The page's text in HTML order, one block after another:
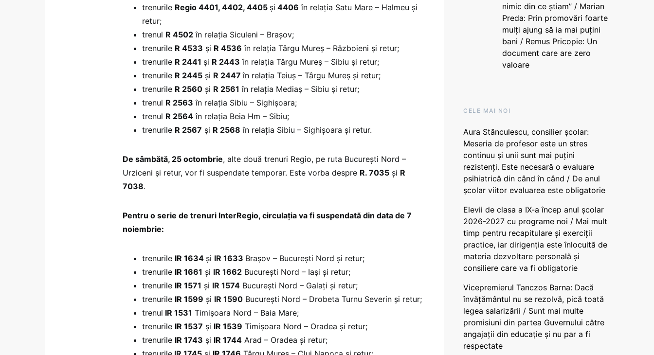
trenurile Regio 4401, 4402, 4405 și 4406 în relația Satu Mare – Halmeu și
retur;
trenul R 4502 în relația Siculeni – Brașov;
trenurile R 4533 și R 4536 în relația Târgu Mureș – Războieni și retur;
trenurile R 2441 și R 2443 în relația Târgu Mureș – Sibiu și retur;
trenurile R 2445 și R 2447în relația Teiuș – Târgu Mureș și retur;
trenurile R 2560 și R 2561 în relația Mediaș – Sibiu și retur;
trenul R 2563 în relația Sibiu – Sighișoara;
trenul R 2564 în relația Beia Hm – Sibiu;
trenurile R 2567 și R 2568 în relația Sibiu – Sighișoara și retur.
De sâmbătă, 25 octombrie, alte două trenuri Regio, pe ruta București Nord –
Urziceni și retur, vor fi suspendate temporar. Este vorba despre R. 7035 și R
7038.
Pentru o serie de trenuri InterRegio, circulația va fi suspendată din data de 7
noiembrie:
trenurile IR 1634 și IR 1633 Brașov – București Nord și retur;
trenurile IR 1661 și IR 1662 București Nord – Iași și retur;
trenurile IR 1571 și IR 1574 București Nord – Galați și retur;
trenurile IR 1599 și IR 1590 București Nord – Drobeta Turnu Severin și retur;
trenul IR 1531 Timișoara Nord – Baia Mare;
trenurile IR 1537 și IR 1539 Timișoara Nord – Oradea și retur;
trenurile IR 1743 și IR 1744 Arad – Oradea și retur;
nimic din ce știam” / Marian
Preda: Prin promovări foarte
mulți ajung să ia mai puțini
bani / Remus Pricopie: Un
document care are zero
valoare
CELE MAI NOI
Aura Stănculescu, consilier școlar:
Meseria de profesor este un stres
continuu și unii sunt mai puțini
rezistenți. Este necesară o evaluare
psihiatrică din când în când / De anul
școlar viitor evaluarea este obligatorie
Elevii de clasa a IX-a încep anul școlar
2026-2027 cu programe noi / Mai mult
timp pentru recapitulare și exerciții
practice, iar dirigenția este înlocuită de
materia dezvoltare personală și
consiliere care va fi obligatorie
Vicepremierul Tanczos Barna: Dacă
învățământul nu se rezolvă, pică toată
legea salarizării / Sunt mai multe
promisiuni din partea Guvernului către
angajații din educație și nu par a fi
respectate